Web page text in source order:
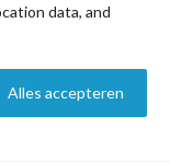
data, and
Alles accepteren
nieuws
blijft grillig: